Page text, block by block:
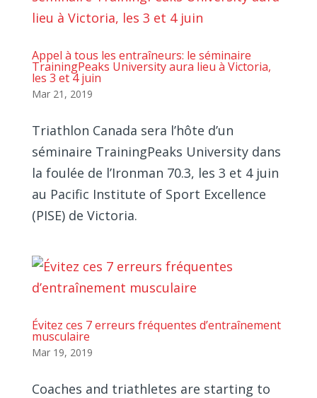
Appel à tous les entraîneurs: le séminaire
TrainingPeaks University aura lieu à Victoria,
les 3 et 4 juin
Mar 21, 2019
Triathlon Canada sera l’hôte d’un
séminaire TrainingPeaks University dans
la foulée de l’Ironman 70.3, les 3 et 4 juin
au Pacific Institute of Sport Excellence
(PISE) de Victoria.
Évitez ces 7 erreurs fréquentes d’entraînement
musculaire
Mar 19, 2019
Coaches and triathletes are starting to